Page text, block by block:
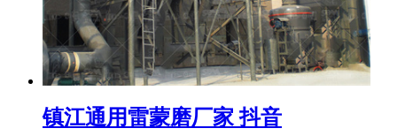
镇江通用雷蒙磨厂家 抖音